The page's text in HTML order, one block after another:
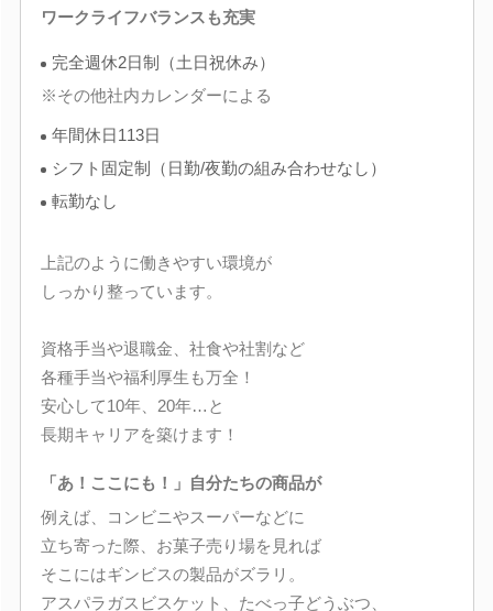
ワークライフバランスも充実
完全週休2日制（土日祝休み）
※その他社内カレンダーによる
年間休日113日
シフト固定制（日勤/夜勤の組み合わせなし）
転勤なし
上記のように働きやすい環境が
しっかり整っています。
資格手当や退職金、社食や社割など
各種手当や福利厚生も万全！
安心して10年、20年…と
長期キャリアを築けます！
「あ！ここにも！」自分たちの商品が
例えば、コンビニやスーパーなどに
立ち寄った際、お菓子売り場を見れば
そこにはギンビスの製品がズラリ。
アスパラガスビスケット、たべっ子どうぶつ、